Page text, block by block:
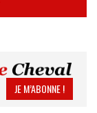
JE M’ABONNE !